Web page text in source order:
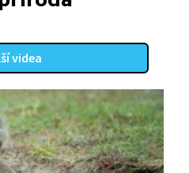
videa